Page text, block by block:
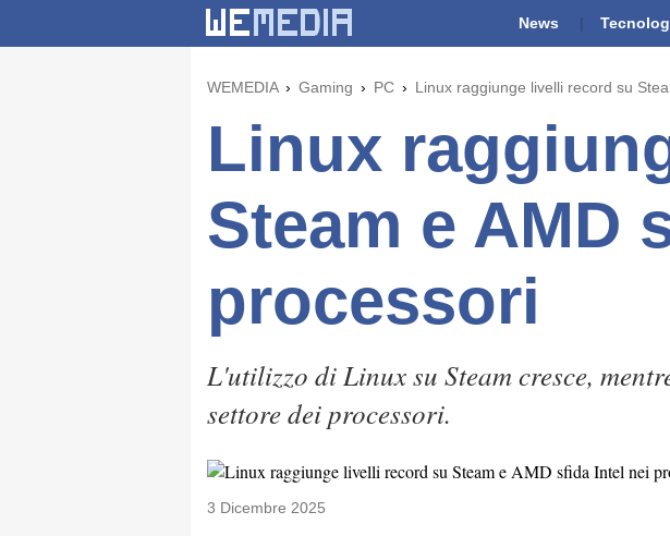
News
WEMEDIA Gaming PC Linux raggiunge livelli record su
Linux
Steam e AMD
processori
L'utilizzo di Linux su Steam cresce,
settore dei processori.
3 Dicembre 2025